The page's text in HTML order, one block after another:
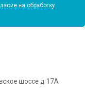
на обработку
шоссе д 17А